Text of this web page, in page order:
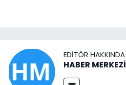
EDITÖR HAKKINDA
HABER MERKEZİ